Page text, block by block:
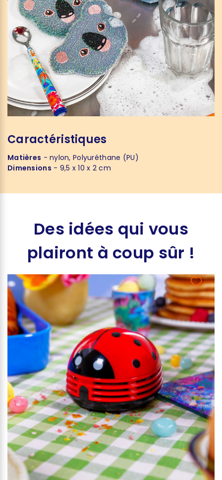
Caractéristiques
Matières - nylon, Polyuréthane (PU)
Dimensions - 9,5 x 10 x 2 cm
Des idées qui vous
plairont à coup sûr !